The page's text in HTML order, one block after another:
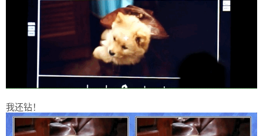
我还钻！